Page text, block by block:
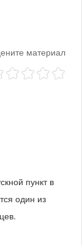
материал
пункт в
один из